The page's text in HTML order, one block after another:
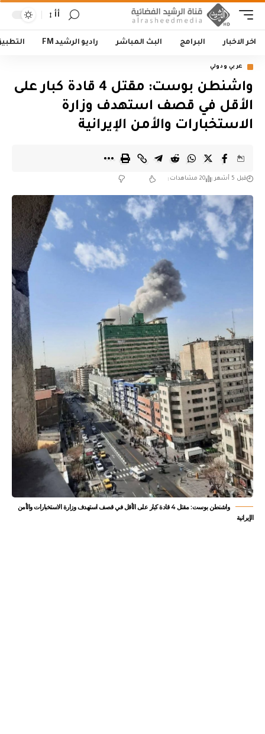
أأ
اخر الاخبار البرامج البث المباشر راديو الرشيد FM
عربي ودولي
واشنطن بوست: مقتل 4 قادة كبار على
الأقل في قصف استهدف وزارة
الاستخبارات والأمن الإيرانية
قبل 5 أشهر 20 مشاهدات
واشنطن بوست: مقتل 4 قادة كبار على الأقل في قصف استهدف وزارة الاستخبارات والأمن
الإيرانية